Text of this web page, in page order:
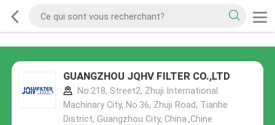
GUANGZHOU JQHV FILTER CO.,LTD
No.218, Street2, Zhuji International
Machinary City, No.36, Zhuji Road, Tianhe
District, Guangzhou City, China.,Chine